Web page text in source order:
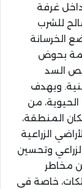
داخل غرفة
للشرب
الخرسانة
بحوض
السد
ويهدف
من
المنطقة،
الزراعية
وتحسين
مخاطر
خاصة في